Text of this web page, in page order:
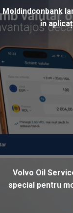
Moldindconbank
în
Volvo Oil
special pentru